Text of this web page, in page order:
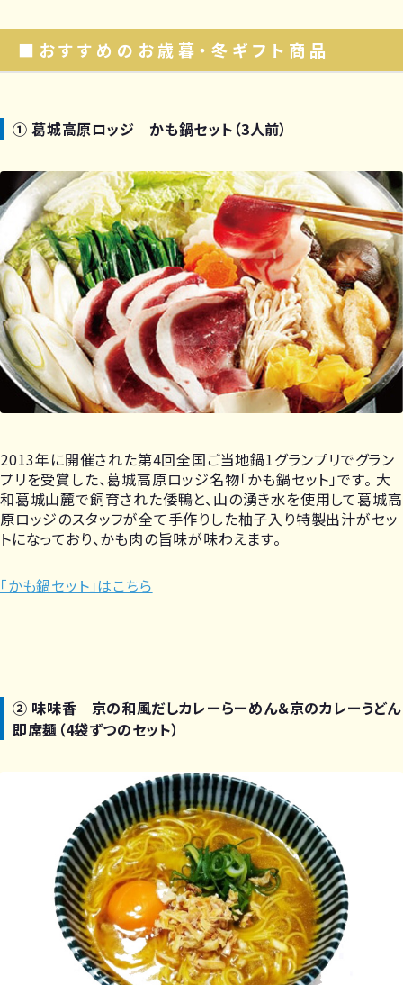
■おすすめのお歳暮・冬ギフト商品
① 葛城高原ロッジ かも鍋セット（3人前）
2013年に開催された第4回全国ご当地鍋1グランプリでグラン
プリを受賞した、葛城高原ロッジ名物「かも鍋セット」です。 大
和葛城山麓で飼育された倭鴨と、山の湧き水を使用して葛城高
原ロッジのスタッフが全て手作りした柚子入り特製出汁がセッ
トになっており、かも肉の旨味が味わえます。
「かも鍋セット」はこちら
② 味味香 京の和風だしカレーらーめん＆京のカレーうどん
即席麺（4袋ずつのセット）